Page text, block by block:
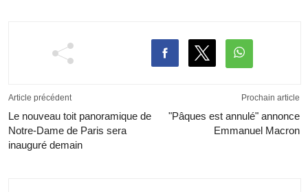
Article précédent
Le nouveau toit panoramique de
Notre-Dame de Paris sera
inauguré demain
Prochain article
"Pâques est annulé" annonce
Emmanuel Macron